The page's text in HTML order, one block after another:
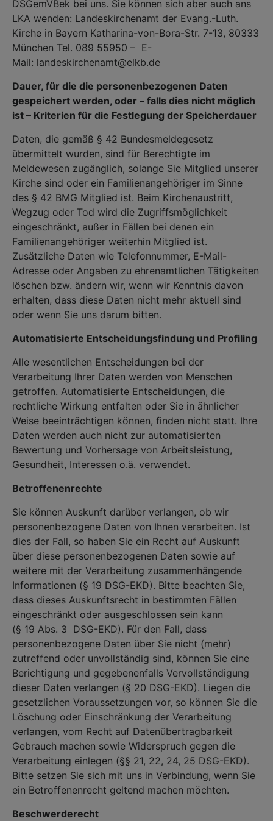
DSGemVBek bei uns. Sie können sich aber auch ans
LKA wenden: Landeskirchenamt der Evang.-Luth.
Kirche in Bayern Katharina-von-Bora-Str. 7-13, 80333
München Tel. 089 55950 – E-
Mail: landeskirchenamt@elkb.de
Dauer, für die die personenbezogenen Daten
gespeichert werden, oder – falls dies nicht möglich
ist – Kriterien für die Festlegung der Speicherdauer
Daten, die gemäß § 42 Bundesmeldegesetz
übermittelt wurden, sind für Berechtigte im
Meldewesen zugänglich, solange Sie Mitglied unserer
Kirche sind oder ein Familienangehöriger im Sinne
des § 42 BMG Mitglied ist. Beim Kirchenaustritt,
Wegzug oder Tod wird die Zugriffsmöglichkeit
eingeschränkt, außer in Fällen bei denen ein
Familienangehöriger weiterhin Mitglied ist.
Zusätzliche Daten wie Telefonnummer, E-Mail-
Adresse oder Angaben zu ehrenamtlichen Tätigkeiten
löschen bzw. ändern wir, wenn wir Kenntnis davon
erhalten, dass diese Daten nicht mehr aktuell sind
oder wenn Sie uns darum bitten.
Automatisierte Entscheidungsfindung und Profiling
Alle wesentlichen Entscheidungen bei der
Verarbeitung Ihrer Daten werden von Menschen
getroffen. Automatisierte Entscheidungen, die
rechtliche Wirkung entfalten oder Sie in ähnlicher
Weise beeinträchtigen können, finden nicht statt. Ihre
Daten werden auch nicht zur automatisierten
Bewertung und Vorhersage von Arbeitsleistung,
Gesundheit, Interessen o.ä. verwendet.
Betroffenenrechte
Sie können Auskunft darüber verlangen, ob wir
personenbezogene Daten von Ihnen verarbeiten. Ist
dies der Fall, so haben Sie ein Recht auf Auskunft
über diese personenbezogenen Daten sowie auf
weitere mit der Verarbeitung zusammenhängende
Informationen (§ 19 DSG-EKD). Bitte beachten Sie,
dass dieses Auskunftsrecht in bestimmten Fällen
eingeschränkt oder ausgeschlossen sein kann
(§ 19 Abs. 3 DSG-EKD). Für den Fall, dass
personenbezogene Daten über Sie nicht (mehr)
zutreffend oder unvollständig sind, können Sie eine
Berichtigung und gegebenenfalls Vervollständigung
dieser Daten verlangen (§ 20 DSG-EKD). Liegen die
gesetzlichen Voraussetzungen vor, so können Sie die
Löschung oder Einschränkung der Verarbeitung
verlangen, vom Recht auf Datenübertragbarkeit
Gebrauch machen sowie Widerspruch gegen die
Verarbeitung einlegen (§§ 21, 22, 24, 25 DSG-EKD).
Bitte setzen Sie sich mit uns in Verbindung, wenn Sie
ein Betroffenenrecht geltend machen möchten.
Beschwerderecht